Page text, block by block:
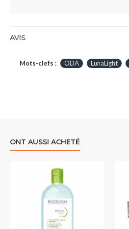
AVIS
Mots-clefs : ODA LunaLight
ONT AUSSI ACHETÉ